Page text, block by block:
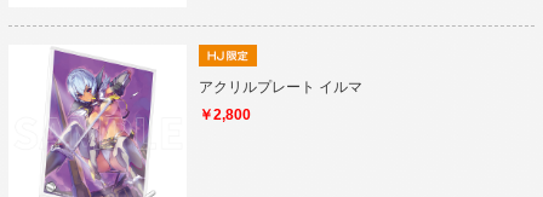
アクリルプレート イルマ
￥2,800